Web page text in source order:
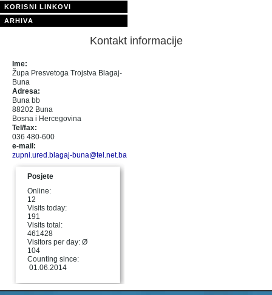
KORISNI LINKOVI
ARHIVA
Kontakt informacije
Ime:
Župa Presvetoga Trojstva Blagaj-
Buna
Adresa:
Buna bb
88202 Buna
Bosna i Hercegovina
Tel/fax:
036 480-600
e-mail:
zupni.ured.blagaj-buna@tel.net.ba
Posjete
Online:
12
Visits today:
191
Visits total:
461428
Visitors per day: Ø
104
Counting since:
01.06.2014